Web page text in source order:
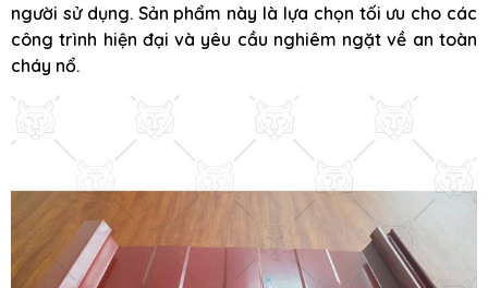
người sử dụng. Sản phẩm này là lựa chọn tối ưu cho các
công trình hiện đại và yêu cầu nghiêm ngặt về an toàn
cháy nổ.